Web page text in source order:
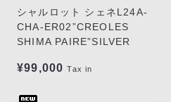
シャルロット シェネL24A-
CHA-ER02”CREOLES
SHIMA PAIRE”SILVER
¥99,000 Tax in